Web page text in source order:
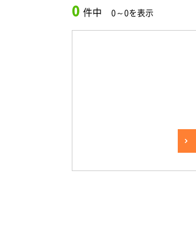
0 件中 0～0を表示